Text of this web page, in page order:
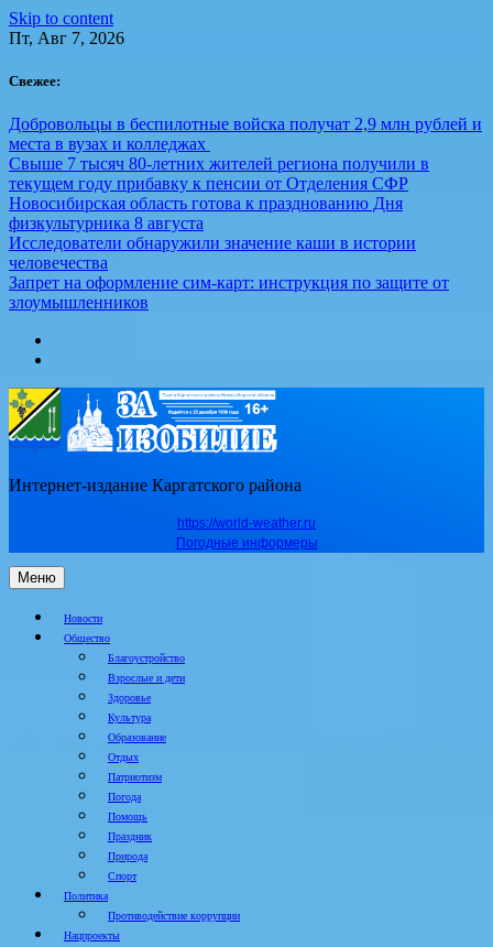
Skip to content
Пт, Авг 7, 2026
Свежее:
Добровольцы в беспилотные войска получат 2,9 млн рублей и
места в вузах и колледжах
Свыше 7 тысяч 80-летних жителей региона получили в
текущем году прибавку к пенсии от Отделения СФР
Новосибирская область готова к празднованию Дня
физкультурника 8 августа
Исследователи обнаружили значение каши в истории
человечества
Запрет на оформление сим-карт: инструкция по защите от
злоумышленников
Интернет-издание Каргатского района
https://world-weather.ru
Погодные информеры
Меню
Новости
Общество
Благоустройство
Взрослые и дети
Здоровье
Культура
Образование
Отдых
Патриотизм
Погода
Помощь
Праздник
Природа
Спорт
Политика
Противодействие коррупции
Нацпроекты